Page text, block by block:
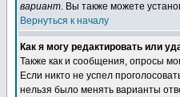
вариант. Вы также можете
Вернуться к началу
Как я могу редактировать или
Также как и сообщения, опросы
Если никто не успел
нельзя было менять варианты